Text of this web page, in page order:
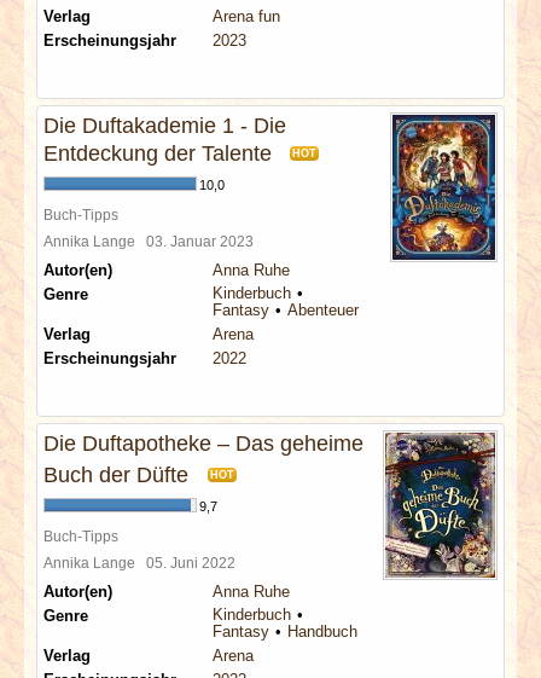
Verlag
Arena fun
Erscheinungsjahr
2023
Die Duftakademie 1 - Die
Entdeckung der Talente
HOT
10,0
Buch-Tipps
Annika Lange 03. Januar 2023
Autor(en)
Anna Ruhe
Genre
Kinderbuch
Fantasy
Abenteuer
Verlag
Arena
Erscheinungsjahr
2022
Die Duftapotheke – Das geheime
Buch der Düfte
HOT
9,7
Buch-Tipps
Annika Lange 05. Juni 2022
Autor(en)
Anna Ruhe
Genre
Kinderbuch
Fantasy
Handbuch
Verlag
Arena